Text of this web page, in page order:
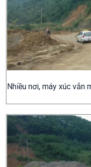
Nhiều nơi, máy xúc vẫn